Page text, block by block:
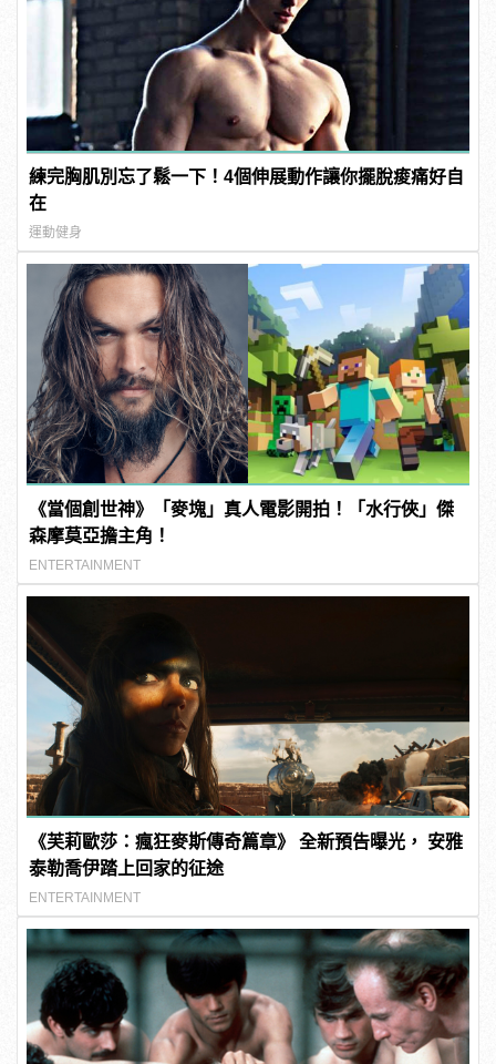
練完胸肌別忘了鬆一下！4個伸展動作讓你擺脫痠痛好自
在
運動健身
《當個創世神》「麥塊」真人電影開拍！「水行俠」傑
森摩莫亞擔主角！
ENTERTAINMENT
《芙莉歐莎：瘋狂麥斯傳奇篇章》 全新預告曝光， 安雅
泰勒喬伊踏上回家的征途
ENTERTAINMENT